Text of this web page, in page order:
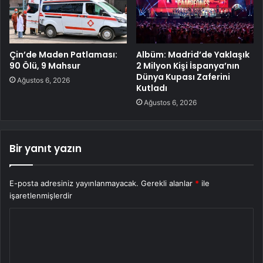
Çin’de Maden Patlaması:
90 Ölü, 9 Mahsur
Ağustos 6, 2026
Albüm: Madrid’de Yaklaşık
2 Milyon Kişi İspanya’nın
Dünya Kupası Zaferini
Kutladı
Ağustos 6, 2026
Bir yanıt yazın
E-posta adresiniz yayınlanmayacak. Gerekli alanlar * ile
işaretlenmişlerdir